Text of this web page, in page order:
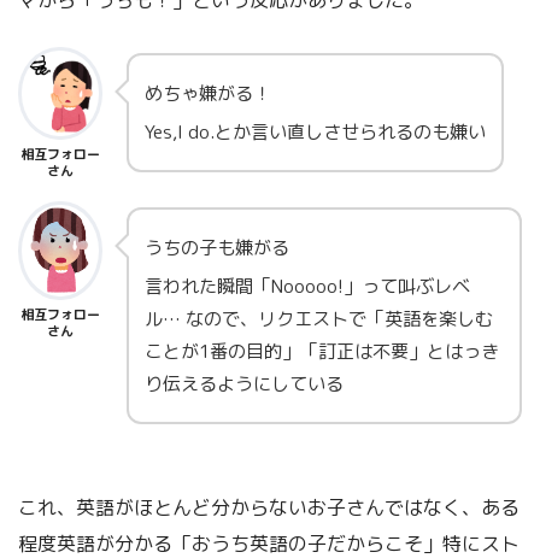
相互フォロー
さん
めちゃ嫌がる！
Yes,I do.とか言い直しさせられるのも嫌い
相互フォロー
さん
うちの子も嫌がる
言われた瞬間「Nooooo!」って叫ぶレベ
ル… なので、リクエストで「英語を楽しむ
ことが1番の目的」「訂正は不要」とはっき
り伝えるようにしている
これ、英語がほとんど分からないお子さんではなく、ある
程度英語が分かる「おうち英語の子だからこそ」特にスト